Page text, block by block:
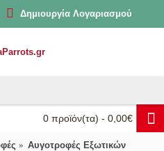
Δημιουργία Λογαριασμού
0 προϊόν(τα) - 0,00€
Αυγοτροφές Εξωτικών